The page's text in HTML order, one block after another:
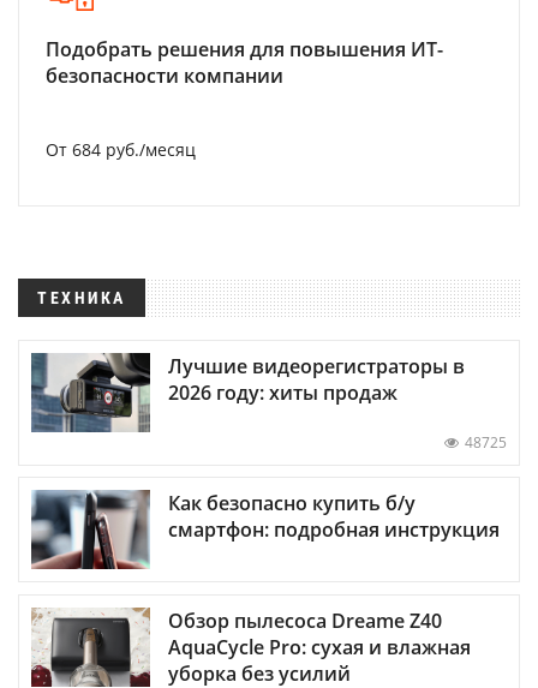
Подобрать решения для повышения ИТ-
безопасности компании
От 684 руб./месяц
ТЕХНИКА
Лучшие видеорегистраторы в
2026 году: хиты продаж
48725
Как безопасно купить б/у
смартфон: подробная инструкция
Обзор пылесоса Dreame Z40
AquaCycle Pro: сухая и влажная
уборка без усилий